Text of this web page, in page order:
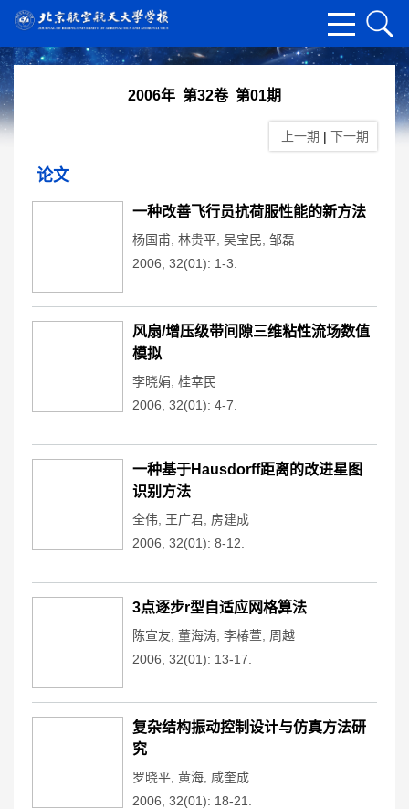
2006年 第32卷 第01期
上一期 | 下一期
论文
一种改善飞行员抗荷服性能的新方法
杨国甫 林贵平 吴宝民 邹磊
2006, 32(01): 1-3.
风扇/增压级带间隙三维粘性流场数值
模拟
李晓娟 桂幸民
2006, 32(01): 4-7.
一种基于Hausdorff距离的改进星图
识别方法
全伟 王广君 房建成
2006, 32(01): 8-12.
3点逐步r型自适应网格算法
陈宣友 董海涛 李椿萱 周越
2006, 32(01): 13-17.
复杂结构振动控制设计与仿真方法研
究
罗晓平 黄海 咸奎成
2006, 32(01): 18-21.